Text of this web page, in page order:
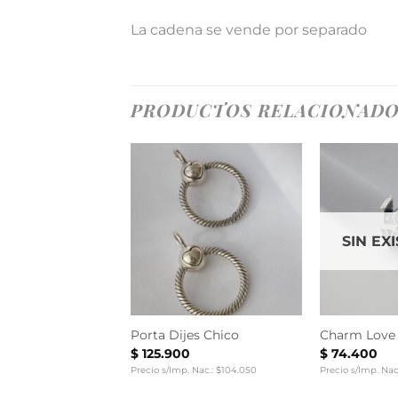
La cadena se vende por separado
PRODUCTOS
Porta Dijes Chico
$125.900
Precio s/Imp. Nac.: $104.050
SIN
Charm Love
$74.400
Precio s/Imp.